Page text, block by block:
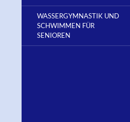
WASSERGYMNASTIK UND
SCHWIMMEN FÜR
SENIOREN